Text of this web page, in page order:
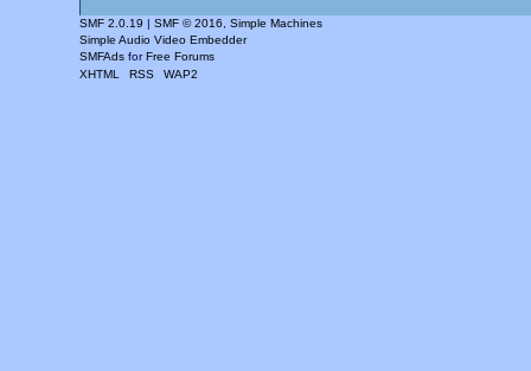
SMF 2.0.19 | SMF © 2016
Simple Machines
Simple Audio Video Embedder
SMFAds forFree Forums
XHTML
RSS WAP2